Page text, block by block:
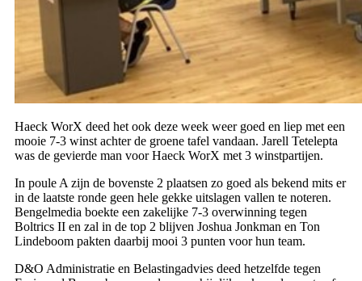
Haeck WorX deed het ook deze week weer goed en liep met een
mooie 7-3 winst achter de groene tafel vandaan. Jarell Tetelepta
was de gevierde man voor Haeck WorX met 3 winstpartijen.
In poule A zijn de bovenste 2 plaatsen zo goed als bekend mits er
in de laatste ronde geen hele gekke uitslagen vallen te noteren.
Bengelmedia boekte een zakelijke 7-3 overwinning tegen
Boltrics II en zal in de top 2 blijven Joshua Jonkman en Ton
Lindeboom pakten daarbij mooi 3 punten voor hun team.
D&O Administratie en Belastingadvies deed hetzelfde tegen